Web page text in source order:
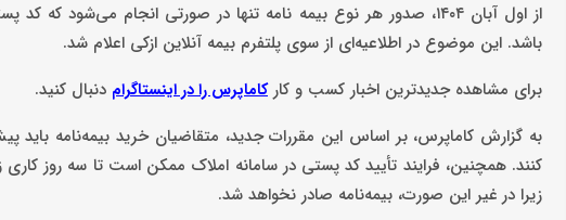
از اول آبان ۱۴۰۴، صدور هر نوع بیمه‌ نامه تنها در صورتی انجام
باشد. این موضوع در اطلاعیه‌ای از سوی پلتفرم بیمه آنلاین ازکی اعلام شد.
برای مشاهده جدیدترین اخبار کسب و کار کاماپرس را در اینستاگرام دنبال کنید.
کنند. همچنین، فرایند تأیید کد پستی در سامانه املاک ممکن است تا سه روز کاری
زیرا در غیر این صورت، بیمه‌نامه صادر نخواهد شد.